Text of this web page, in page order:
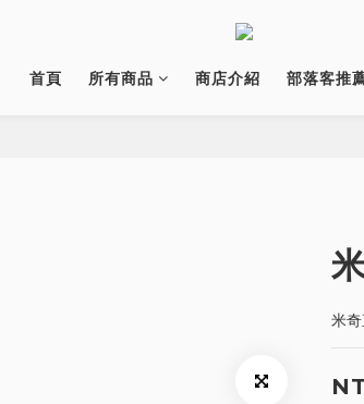
首頁 所有商品 商店介紹 部落客推
米